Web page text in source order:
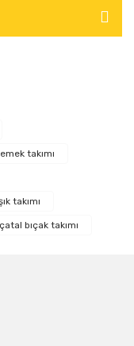
takımı
takımı
bıçak takımı